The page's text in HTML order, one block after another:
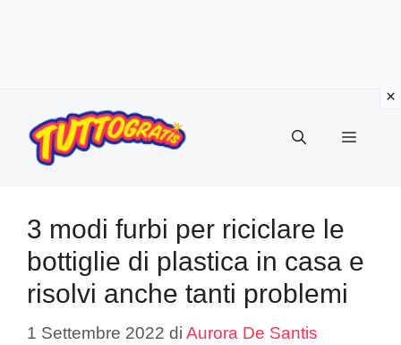
contenuto
Menu
3 modi furbi per riciclare le
bottiglie di plastica in casa e
risolvi anche tanti problemi
1 Settembre 2022 di Aurora De Santis